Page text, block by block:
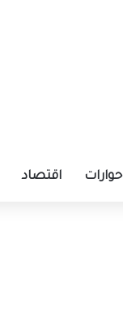
حوارات اقتصاد